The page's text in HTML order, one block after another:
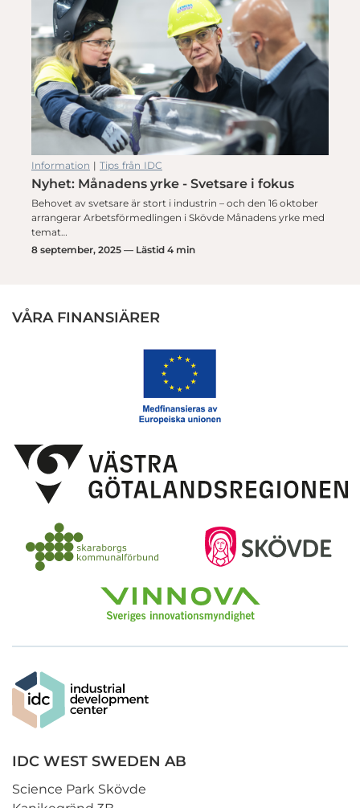
Information | Tips från IDC
Nyhet: Månadens yrke - Svetsare i fokus
Behovet av svetsare är stort i industrin – och den 16 oktober
arrangerar Arbetsförmedlingen i Skövde Månadens yrke med
temat…
8 september, 2025 — Lästid 4 min
VÅRA FINANSIÄRER
IDC WEST SWEDEN AB
Science Park Skövde